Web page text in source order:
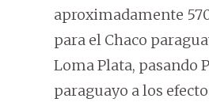
aproximadamente
para el Chaco
Loma Plata, pasando
paraguayo a los